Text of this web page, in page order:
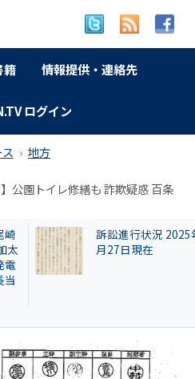
籍 情報提供・連絡先
ログイン
地方
公園トイレ修繕も 詐欺疑惑 百条
崎
太
電
当
訴訟進行状況 2025
月27日現在